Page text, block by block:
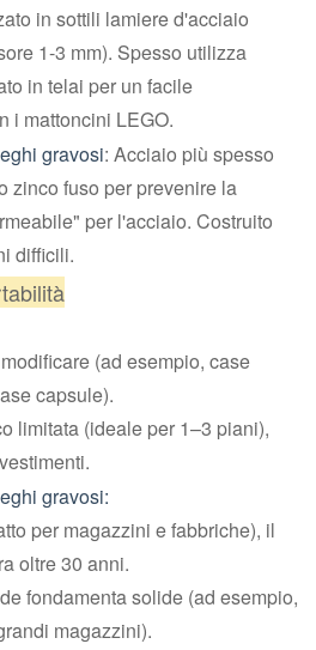
in sottili lamiere d'acciaio
1-3 mm). Spesso utilizza
in telai per un facile
i mattoncini LEGO.
gravosi: Acciaio più spesso
zinco fuso per prevenire la
per l'acciaio. Costruito
difficili.
(ad esempio, case
capsule).
limitata (ideale per 1–3 piani),
gravosi:
per magazzini e fabbriche), il
oltre 30 anni.
fondamenta solide (ad esempio,
magazzini).